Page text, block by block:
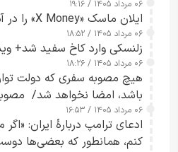
۰۶ مرداد ۱۴۰۵ / ۱۹:۱۶
ایلان ماسک «X Money» را در آمریکا راه‌اندازی کرد
۰۶ مرداد ۱۴۰۵ / ۱۸:۵۲
زلنسکی وارد کاخ سفید شد+
۰۶ مرداد ۱۴۰۵ / ۱۸:۲۶
هیچ مصوبه سفری که دولت
باشد، امضا نخواهد شد/
چارچوب قانون بودجه است+
۰۶ مرداد ۱۴۰۵ / ۱۶:۵۳
ادعای ترامپ دربارهٔ ایران:
کنم، همانطور که بعضی‌ها